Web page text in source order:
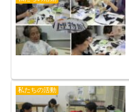
私たちの活動